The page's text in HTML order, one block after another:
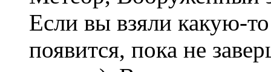
Если вы взяли какую-
появится, пока не